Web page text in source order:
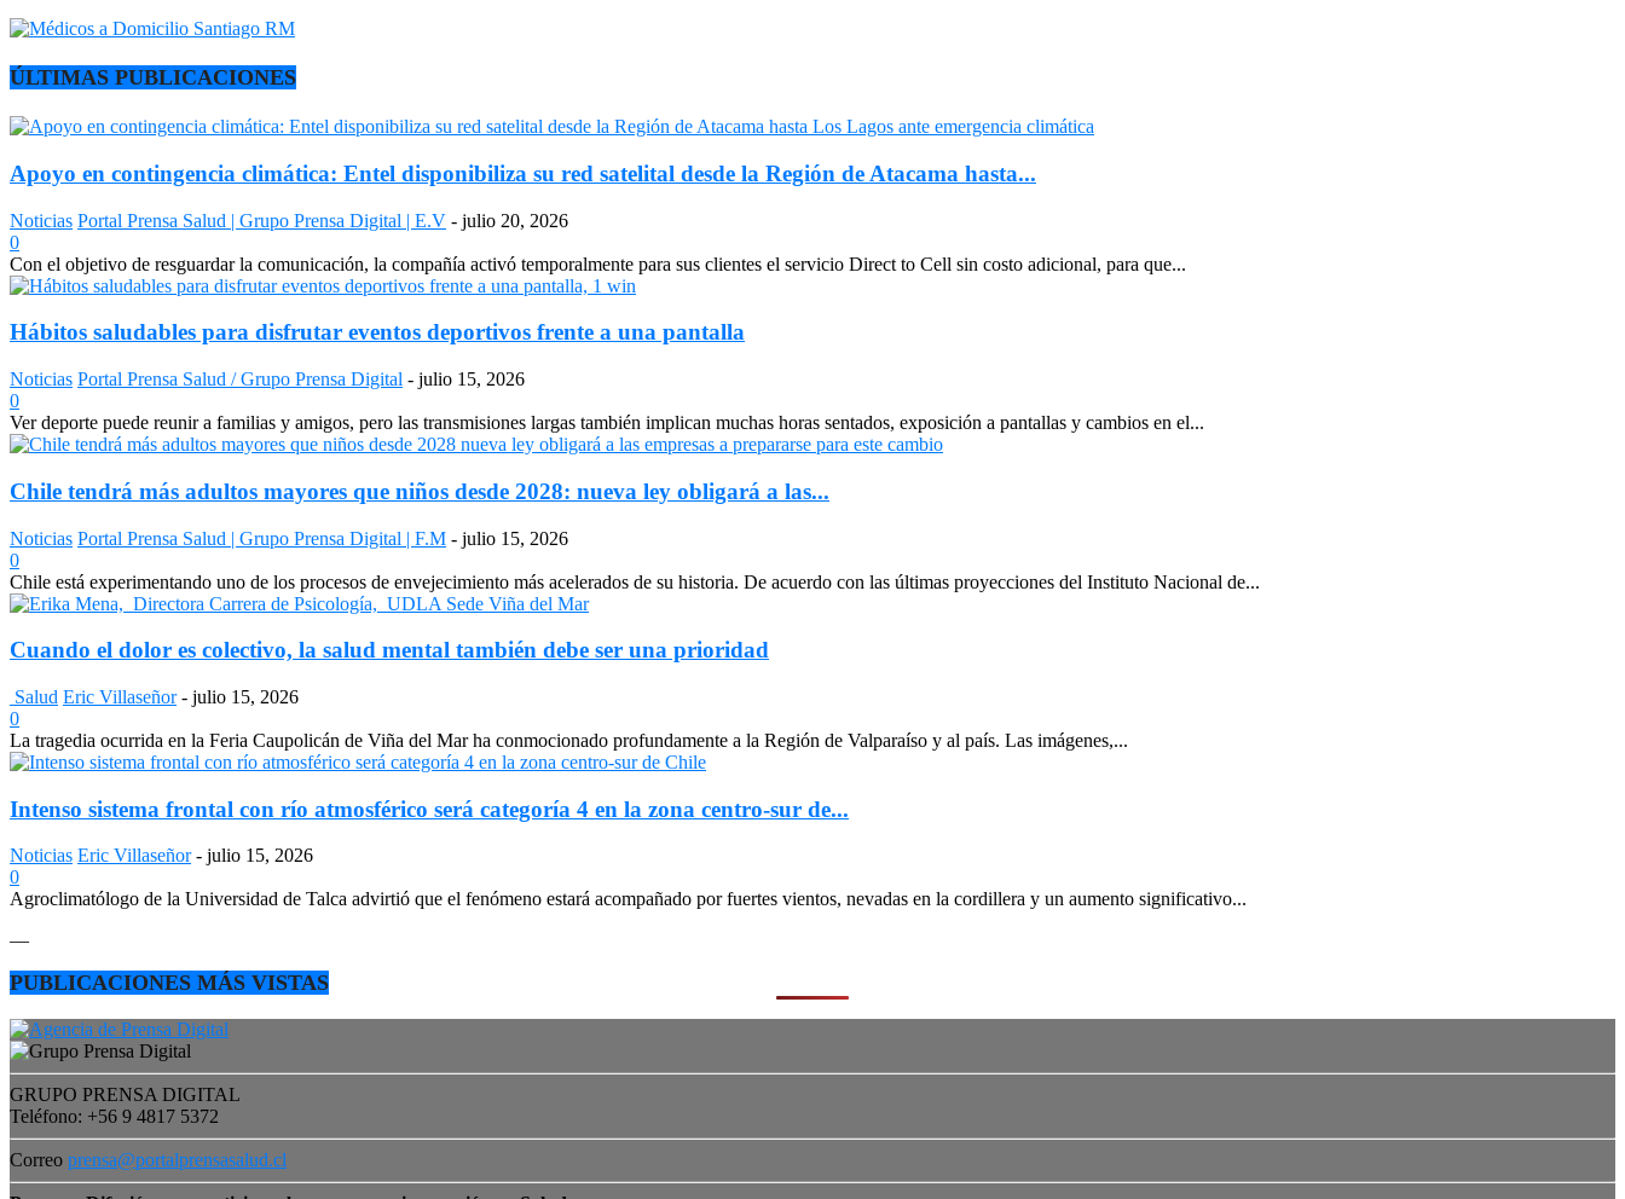
ÚLTIMAS PUBLICACIONES
Apoyo en contingencia climática: Entel disponibiliza su red satelital desde la Región de Atacama hasta...
Noticias Portal Prensa Salud | Grupo Prensa Digital | E.V - julio 20, 2026
0
Con el objetivo de resguardar la comunicación, la compañía activó temporalmente para sus clientes el servicio Direct to Cell sin costo adicional, para que...
Hábitos saludables para disfrutar eventos deportivos frente a una pantalla
Noticias Portal Prensa Salud / Grupo Prensa Digital - julio 15, 2026
0
Ver deporte puede reunir a familias y amigos, pero las transmisiones largas también implican muchas horas sentados, exposición a pantallas y cambios en el...
Chile tendrá más adultos mayores que niños desde 2028: nueva ley obligará a las...
Noticias Portal Prensa Salud | Grupo Prensa Digital | F.M - julio 15, 2026
0
Chile está experimentando uno de los procesos de envejecimiento más acelerados de su historia. De acuerdo con las últimas proyecciones del Instituto Nacional de...
Cuando el dolor es colectivo, la salud mental también debe ser una prioridad
Salud Eric Villaseñor - julio 15, 2026
0
La tragedia ocurrida en la Feria Caupolicán de Viña del Mar ha conmocionado profundamente a la Región de Valparaíso y al país. Las imágenes,...
Intenso sistema frontal con río atmosférico será categoría 4 en la zona centro-sur de...
Noticias Eric Villaseñor - julio 15, 2026
0
Agroclimatólogo de la Universidad de Talca advirtió que el fenómeno estará acompañado por fuertes vientos, nevadas en la cordillera y un aumento significativo...
—
PUBLICACIONES MÁS VISTAS
GRUPO PRENSA DIGITAL
Teléfono: +56 9 4817 5372
Correo prensa@portalprensasalud.cl